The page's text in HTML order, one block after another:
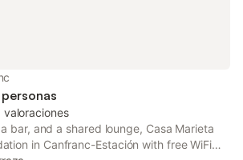
valoraciones
bar, and a shared lounge, Casa Marieta
in Canfranc-Estación with free WiFi